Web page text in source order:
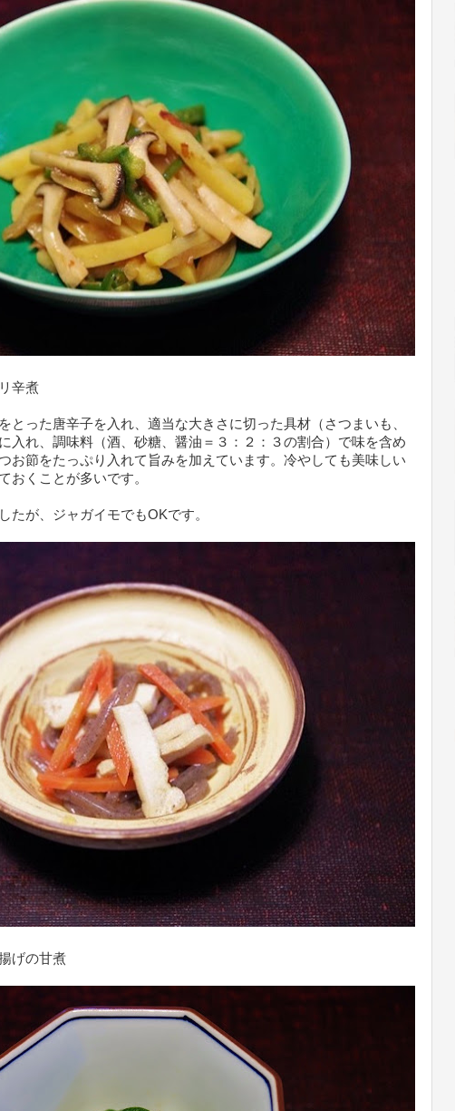
辛煮
とった唐辛子を入れ、適当な大きさに切った具材（さつまいも、
入れ、調味料（酒、砂糖、醤油＝３：２：３の割合）で味を含め
お節をたっぷり入れて旨みを加えています。冷やしても美味しい
おくことが多いです。
たが、ジャガイモでもOKです。
げの甘煮